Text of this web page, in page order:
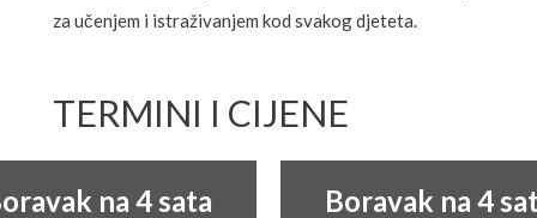
za učenjem i istraživanjem kod svakog djeteta.
TERMINI I CIJENE
na 4 sata Boravak na 4